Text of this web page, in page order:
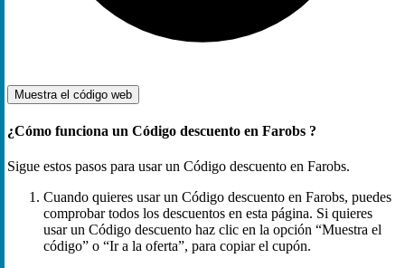
Muestra el código web
¿Cómo funciona un Código descuento en Farobs ?
Sigue estos pasos para usar un Código descuento en Farobs.
Cuando quieres usar un Código descuento en Farobs, puedes
comprobar todos los descuentos en esta página. Si quieres
usar un Código descuento haz clic en la opción “Muestra el
código” o “Ir a la oferta”, para copiar el cupón.